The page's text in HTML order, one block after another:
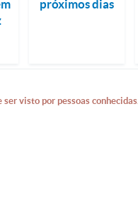
próximos dias
visto por pessoas conhecidas.